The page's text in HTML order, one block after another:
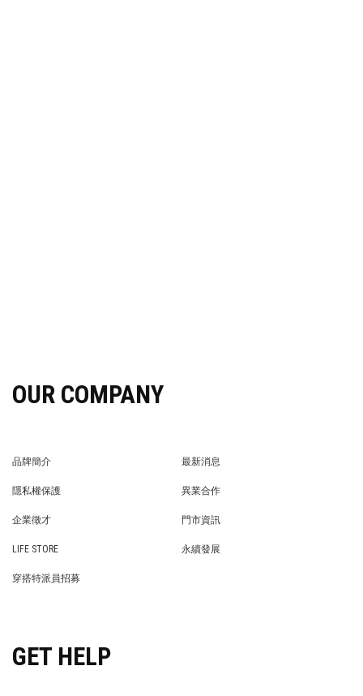
OUR COMPANY
品牌簡介
最新消息
隱私權保護
異業合作
企業徵才
門市資訊
LIFE STORE
永續發展
穿搭特派員招募
GET HELP